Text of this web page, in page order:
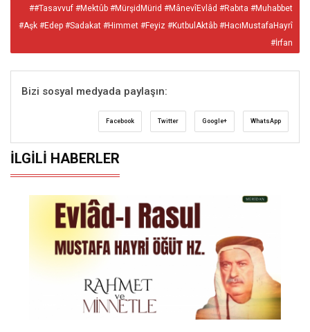
##Tasavvuf #Mektûb #MürşidMürid #MânevîEvlâd #Rabıta #Muhabbet
#Aşk #Edep #Sadakat #Himmet #Feyiz #KutbulAktâb #HacıMustafaHayrî
#İrfan
Bizi sosyal medyada paylaşın:
Facebook Twitter Google+ WhatsApp
İLGILI HABERLER